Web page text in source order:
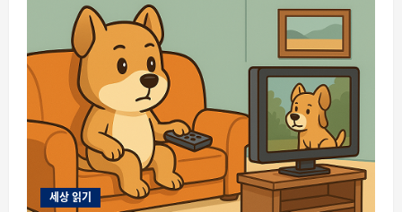
닷
가
재
도
고
통
느
낄
까?
세상 읽기